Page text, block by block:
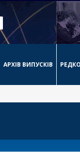
АРХІВ ВИПУСКІВ